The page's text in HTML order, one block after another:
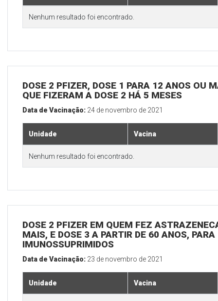
Nenhum resultado foi encontrado.
DOSE 2 PFIZER, DOSE 1 PARA 12 ANOS OU
QUE FIZERAM A DOSE 2 HÁ 5 MESES
Data de Vacinação: 24 de novembro de 2021
Unidade Vacina
Nenhum resultado foi encontrado.
DOSE 2 PFIZER EM QUEM FEZ
MAIS, E DOSE 3 A PARTIR DE 60 ANOS,
IMUNOSSUPRIMIDOS
Data de Vacinação: 23 de novembro de 2021
Unidade Vacina